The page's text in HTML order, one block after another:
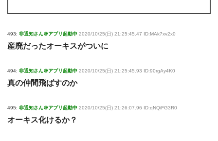
493: 非通知さん＠アプリ起動中 2020/10/25(日) 21:25:45.47 ID:MAk7xv2x0
産廃だったオーキスがついに
494: 非通知さん＠アプリ起動中 2020/10/25(日) 21:25:45.93 ID:90rgAy4K0
真の仲間飛ばすのか
495: 非通知さん＠アプリ起動中 2020/10/25(日) 21:26:07.96 ID:qNQiFG3R0
オーキス化けるか？